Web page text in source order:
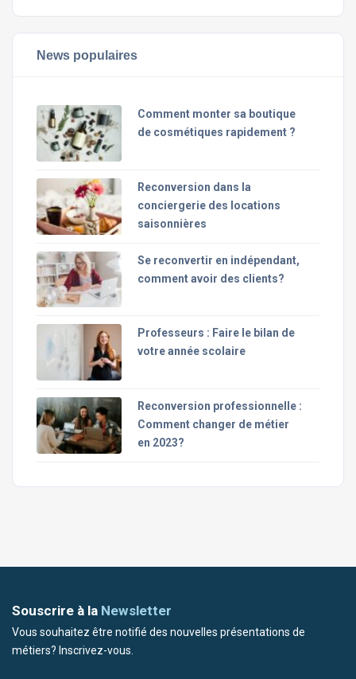
News populaires
Comment monter sa boutique
de cosmétiques rapidement ?
Reconversion dans la
conciergerie des locations
saisonnières
Se reconvertir en indépendant,
comment avoir des clients?
Professeurs : Faire le bilan de
votre année scolaire
Reconversion professionnelle :
Comment changer de métier
en 2023?
Souscrire à la Newsletter
Vous souhaitez être notifié des nouvelles présentations de
métiers? Inscrivez-vous.